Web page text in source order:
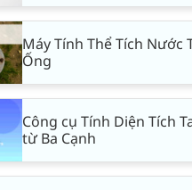
Máy Tính Thể Tích Nước
Ống
Công cụ Tính Diện Tích
từ Ba Cạnh